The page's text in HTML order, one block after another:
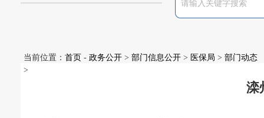
当前位置： 首页 - 政务公开 > 部门信息公开 > 医保局 > 部门动态
>
滦